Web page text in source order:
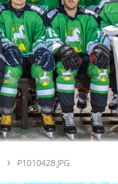
P1010428.JPG